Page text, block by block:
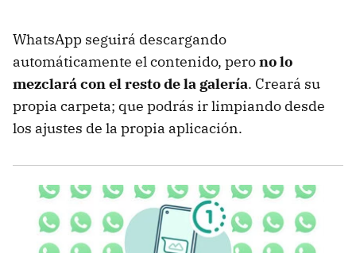
WhatsApp seguirá descargando
automáticamente el contenido, perono lo
mezclará con el resto de la galería. Creará su
propia carpeta; que podrás ir limpiando desde
los ajustes de la propia aplicación.